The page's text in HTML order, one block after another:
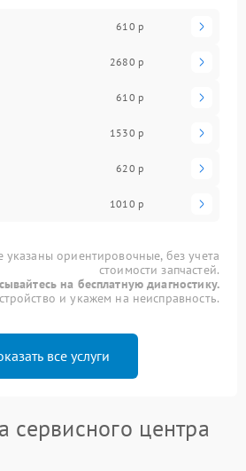
610 р
2680 р
610 р
1530 р
620 р
1010 р
указаны ориентировочные, без учета
стоимости запчастей.
на бесплатную диагностику.
и укажем на неисправность.
все услуги
сервисного центра